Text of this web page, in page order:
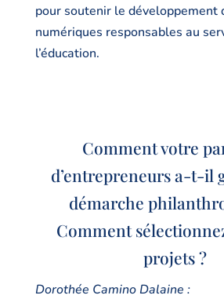
pour soutenir le développement
numériques responsables au
l’éducation.
Comment votre
d’entrepreneurs a-t-il
démarche
Comment
projets ?
Dorothée Camino Dalaine :